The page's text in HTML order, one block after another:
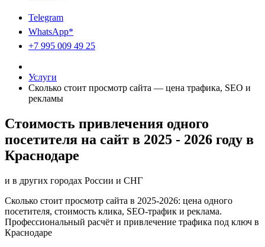
Telegram
WhatsApp*
+7 995 009 49 25
Услуги
Сколько стоит просмотр сайта — цена трафика, SEO и
рекламы
Стоимость привлечения одного
посетителя на сайт в 2025 - 2026 году в
Краснодаре
и в других городах России и СНГ
Сколько стоит просмотр сайта в 2025-2026: цена одного
посетителя, стоимость клика, SEO-трафик и реклама.
Профессиональный расчёт и привлечение трафика под ключ в
Краснодаре